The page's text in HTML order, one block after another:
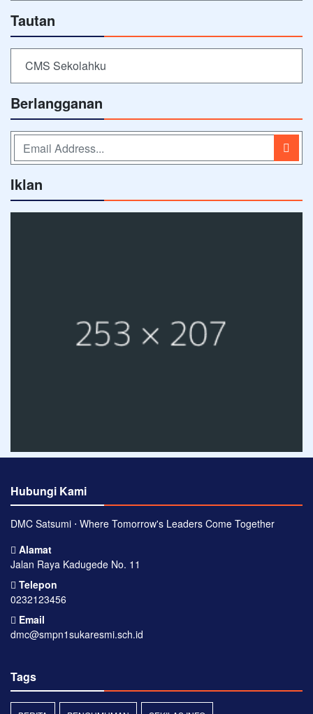
Tautan
CMS Sekolahku
Berlangganan
Iklan
Hubungi Kami
DMC Satsumi ⋅ Where Tomorrow's Leaders Come Together
Alamat
Jalan Raya Kadugede No. 11
Telepon
0232123456
Email
dmc@smpn1sukaresmi.sch.id
Tags